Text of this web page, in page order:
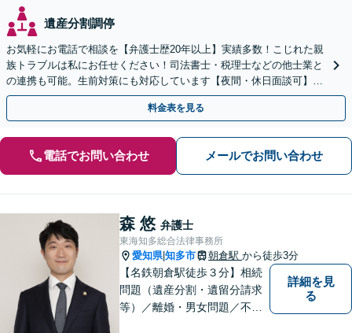
遺産分割調停
お気軽にお電話で相談を【弁護士歴20年以上】実績多数！こじれた親
族トラブルは私にお任せください！司法書士・税理士などの他士業と
の連携も可能。生前対策にも対応しています【夜間・休日面談可】
【完全個室・秘密厳守】
料金表を見る
電話でお問い合わせ メールでお問い合わせ
森 悠 弁護士
東海知多総合法律事務所
愛知県|知多市 朝倉駅 から徒歩3分
【名鉄朝倉駅徒歩３分】相続
問題（遺産分割・遺留分請求
等）／離婚・男女問題／不動
詳細を見
る